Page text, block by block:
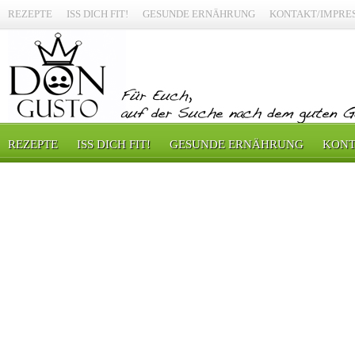
REZEPTE ISS DICH FIT! GESUNDE ERNÄHRUNG KONTAKT/
REZEPTE ISS DICH FIT! GESUNDE ERNÄHRUNG